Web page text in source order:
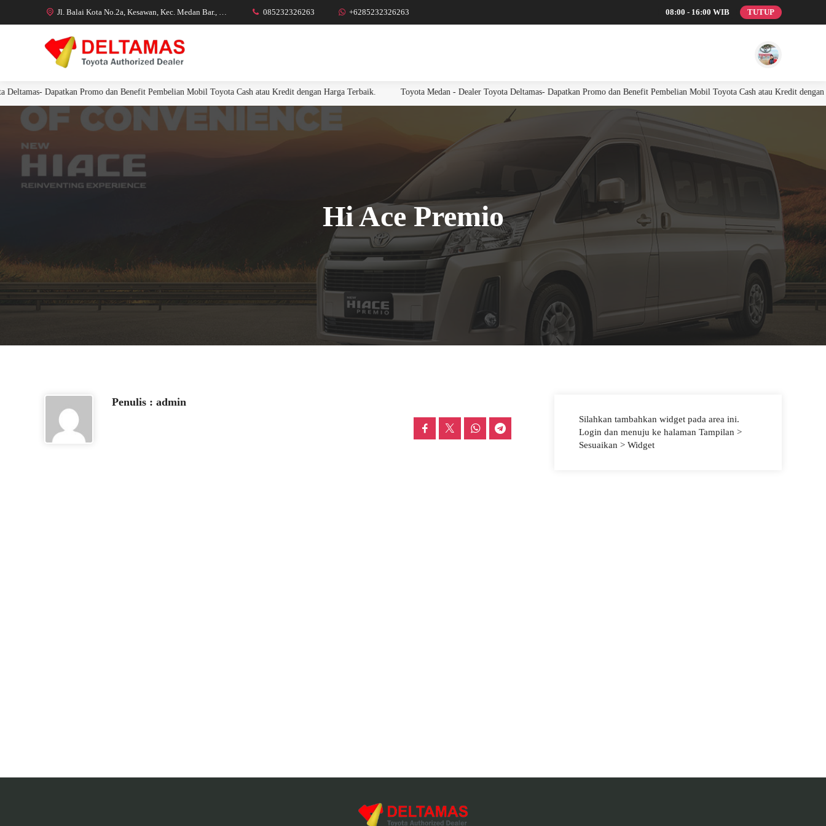
Jl. Balai Kota No.2a, Kesawan, Kec. Medan Bar., Kota Medan, Sumatera Utara 20111 085232326263 +6285232326263 08:00 - 16:00 WIB TUTUP
Dapatkan Promo dan Benefit Pembelian Mobil Toyota Cash atau Kredit dengan Harga Terbaik. Toyota Medan - Dealer Toyota Deltamas- Dapatkan Promo dan Benefit Pembelian Mobil Toyota Cash atau Kredit dengan Harga
Hi Ace Premio
Penulis : admin
Silahkan tambahkan widget pada area ini.
Login dan menuju ke halaman Tampilan >
Sesuaikan > Widget